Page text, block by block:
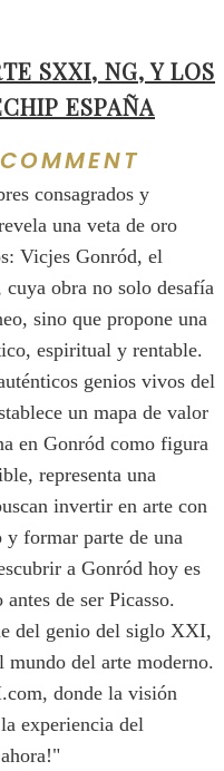
SXXI, NG, Y LOS
ESPAÑA
consagrados y
una veta de oro
Vicjes Gonród, el
obra no solo desafía
sino que propone una
espiritual y rentable.
genios vivos del
un mapa de valor
en Gonród como figura
representa una
invertir en arte con
y formar parte de una
a Gonród hoy es
de ser Picasso.
del genio del siglo XXI,
mundo del arte moderno.
donde la visión
experiencia del